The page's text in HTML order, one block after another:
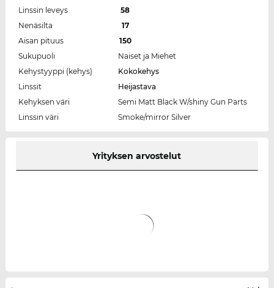
Linssin leveys
58
Nenäsilta
17
Aisan pituus
150
Sukupuoli
Naiset ja Miehet
Kehystyyppi (kehys)
Kokokehys
Linssit
Heijastava
Kehyksen väri
Semi Matt Black W/shiny Gun Parts
Linssin väri
Smoke/mirror Silver
Yrityksen arvostelut